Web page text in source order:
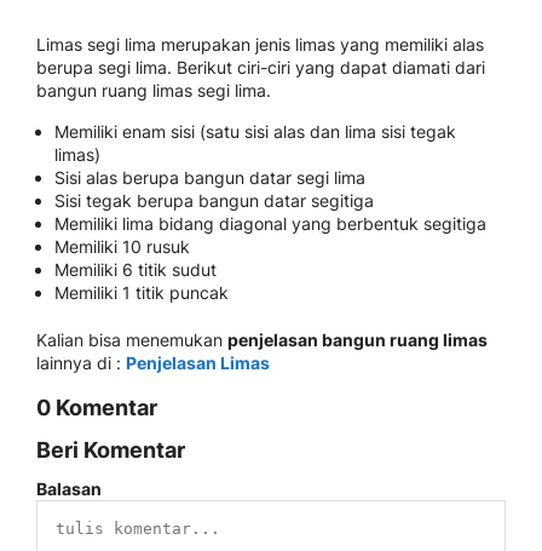
Limas segi lima merupakan jenis limas yang memiliki alas
berupa segi lima. Berikut ciri-ciri yang dapat diamati dari
bangun ruang limas segi lima.
Memiliki enam sisi (satu sisi alas dan lima sisi tegak
limas)
Sisi alas berupa bangun datar segi lima
Sisi tegak berupa bangun datar segitiga
Memiliki lima bidang diagonal yang berbentuk segitiga
Memiliki 10 rusuk
Memiliki 6 titik sudut
Memiliki 1 titik puncak
Kalian bisa menemukan penjelasan bangun ruang limas
lainnya di : Penjelasan Limas
0 Komentar
Beri Komentar
Balasan